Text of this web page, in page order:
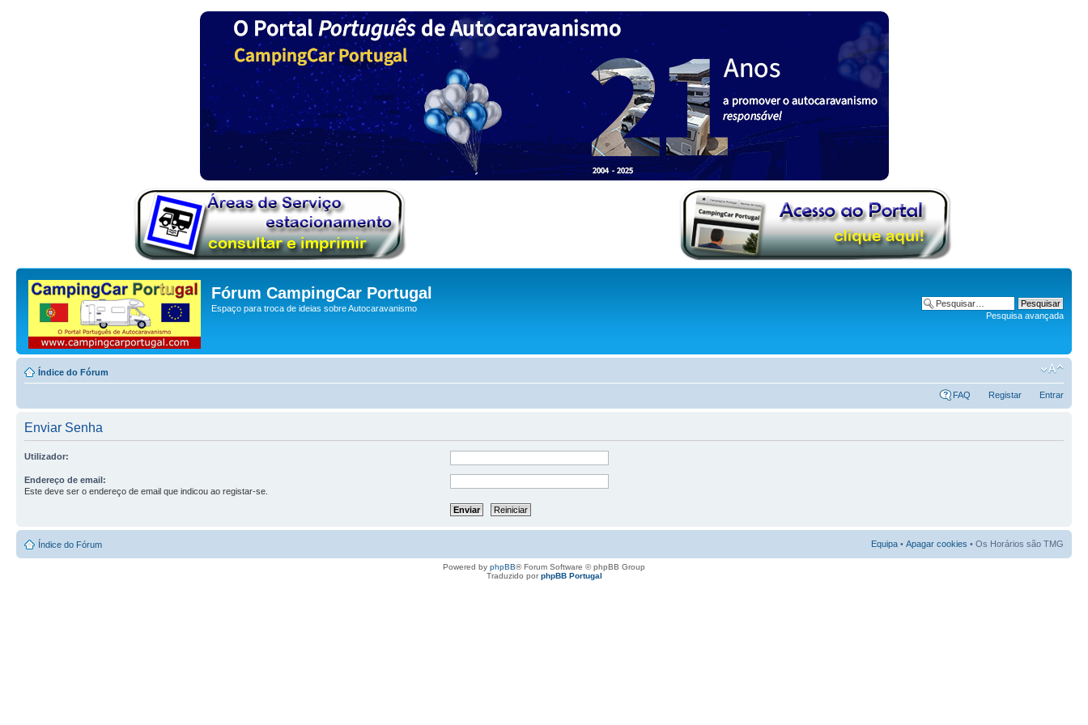
Fórum CampingCar Portugal
Espaço para troca de ideias sobre Autocaravanismo
Pesquisa avançada
Índice do Fórum
FAQ Registar Entrar
Enviar Senha
Utilizador:
Endereço de email:
Este deve ser o endereço de email que indicou ao registar-se.
Índice do Fórum Equipa • Apagar cookies • Os Horários são TMG
Powered by phpBB® Forum Software © phpBB Group
Traduzido porphpBB Portugal